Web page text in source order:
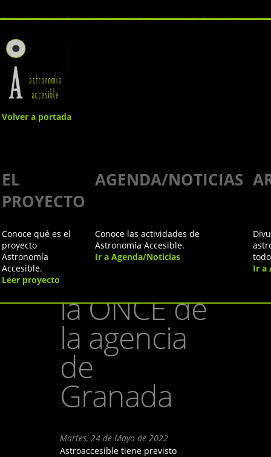
Volver a portada
EL
PROYECTO
AGENDA/NOTICIAS
Conoce qué es el
proyecto
Astronomía
Accesible.
Leer proyecto
Conoce las actividades de
Astronomía Accesible.
Ir a Agenda/Noticias
Ir a
Taller de
planetología
accesible
en la
la ONCE de
la agencia
de
Granada
Martes, 24 de Mayo de 2022
Astroaccesible tiene previsto